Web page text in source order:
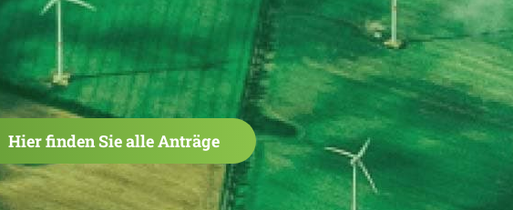
Hier finden Sie alle Anträge